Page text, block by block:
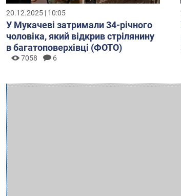
20.12.2025 | 10:05
У Мукачеві затримали 34-річного
чоловіка, який відкрив стрілянину
в багатоповерхівці (ФОТО)
7058 6